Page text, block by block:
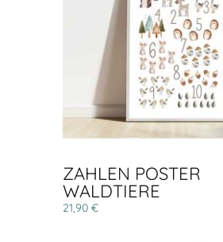
ZAHLEN POSTER
WALDTIERE
21,90 €